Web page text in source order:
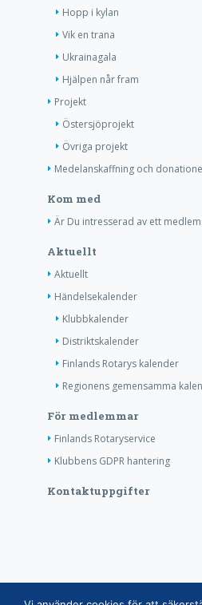
Hopp i kylan
Vik en trana
Ukrainagala
Hjälpen når fram
Projekt
Östersjöprojekt
Övriga projekt
Medelanskaffning och
Kom med
Är Du intresserad av ett
Aktuellt
Aktuellt
Händelsekalender
Klubbkalender
Distriktskalender
Finlands Rotarys kalender
Regionens gemensamma
För medlemmar
Finlands Rotaryservice
Klubbens GDPR hantering
Kontaktuppgifter
Copyright © Finlands